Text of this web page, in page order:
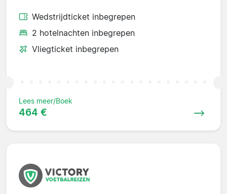
Wedstrijdticket inbegrepen
2 hotelnachten inbegrepen
Vliegticket inbegrepen
Lees meer/Boek
464 €